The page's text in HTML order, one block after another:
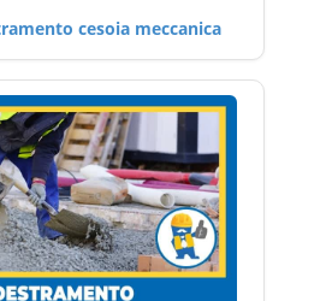
cesoia meccanica